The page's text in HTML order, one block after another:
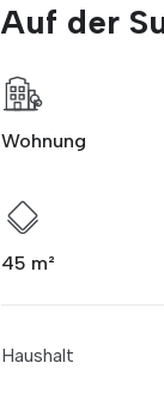
Auf der
Wohnung
45 m²
Haushalt